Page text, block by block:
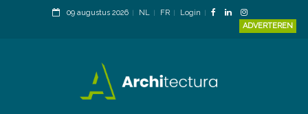
09 augustus 2026 NL FR
Login
ADVERTEREN